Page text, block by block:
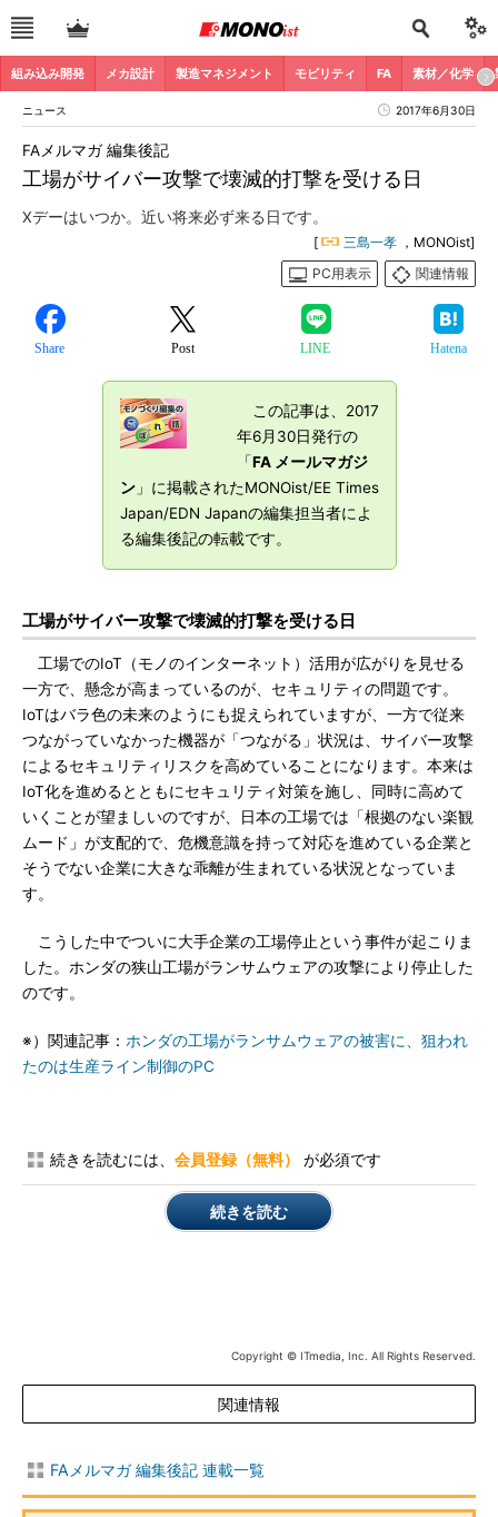
組み込み開発 メカ設計 製造マネジメント モビリティ FA 素材／化学
ニュース 2017年6月30日
工場がサイバー攻撃で壊滅的打撃を受ける日
FAメルマガ 編集後記
Xデーはいつか。近い将来必ず来る日です。
[ 三島一孝 ，MONOist]
PC用表示
関連情報
Share Post LINE Hatena
この記事は、2017
年6月30日発行の
「FA メールマガジ
ン」に掲載されたMONOist/EE Times
Japan/EDN Japanの編集担当者によ
る編集後記の転載です。
工場がサイバー攻撃で壊滅的打撃を受ける日
工場でのIoT（モノのインターネット）活用が広がりを見せる
一方で、懸念が高まっているのが、セキュリティの問題です。
IoTはバラ色の未来のようにも捉えられていますが、一方で従来
つながっていなかった機器が「つながる」状況は、サイバー攻撃
によるセキュリティリスクを高めていることになります。本来は
IoT化を進めるとともにセキュリティ対策を施し、同時に高めて
いくことが望ましいのですが、日本の工場では「根拠のない楽観
ムード」が支配的で、危機意識を持って対応を進めている企業と
そうでない企業に大きな乖離が生まれている状況となっていま
す。
こうした中でついに大手企業の工場停止という事件が起こりま
した。ホンダの狭山工場がランサムウェアの攻撃により停止した
のです。
※）関連記事： ホンダの工場がランサムウェアの被害に、狙われ
たのは生産ライン制御のPC
続きを読むには、 会員登録（無料） が必須です
続きを読む
Copyright © ITmedia, Inc. All Rights Reserved.
関連情報
FAメルマガ 編集後記 連載一覧